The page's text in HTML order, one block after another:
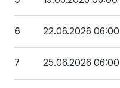
6 22.06.2026 06:00
7 25.06.2026 06:00